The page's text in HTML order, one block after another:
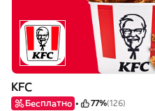
KFC
Бесплатно 77%(126)